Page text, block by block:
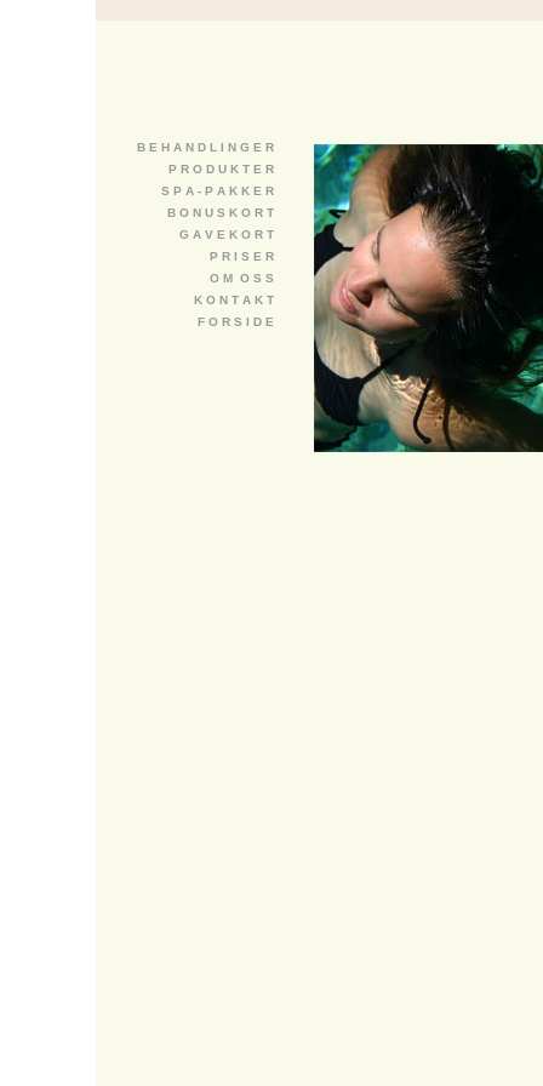
B E H A N D L I N G E R
P R O D U K T E R
S P A - P A K K E R
B O N U S K O R T
G A V E K O R T
P R I S E R
O M O S S
K O N T A K T
F O R S I D E